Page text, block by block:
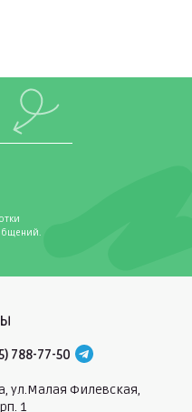
788-77-50
ул.Малая Филевская,
1